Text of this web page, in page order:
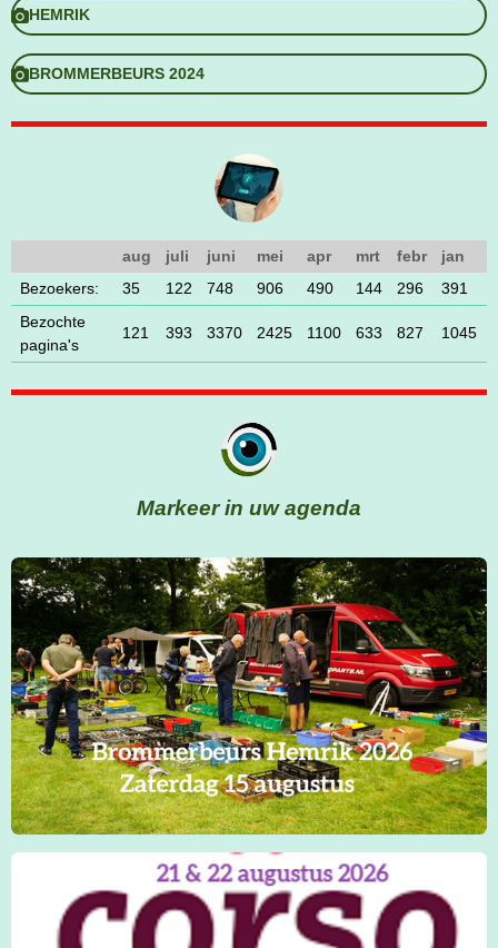
HEMRIK
BROMMERBEURS 2024
aug juli juni mei apr mrt febr
jan
Bezoekers:
35 122 748 906 490 144 296
391
Bezochte
pagina's
121 393 3370 2425 1100 633 827 1045
Markeer in uw agenda